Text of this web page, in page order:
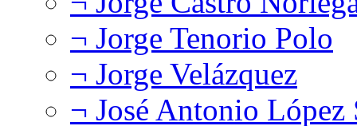
¬ Jorge Tenorio Polo
¬ Jorge Velázquez
¬ José Antonio López